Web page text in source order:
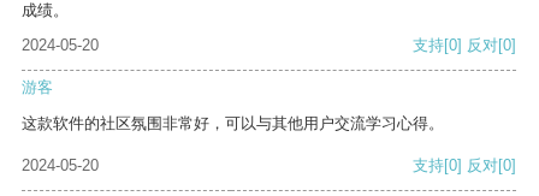
成绩。
2024-05-20
支持[0] 反对[0]
游客
这款软件的社区氛围非常好，可以与其他用户交流学习心得。
2024-05-20 支持[0] 反对[0]